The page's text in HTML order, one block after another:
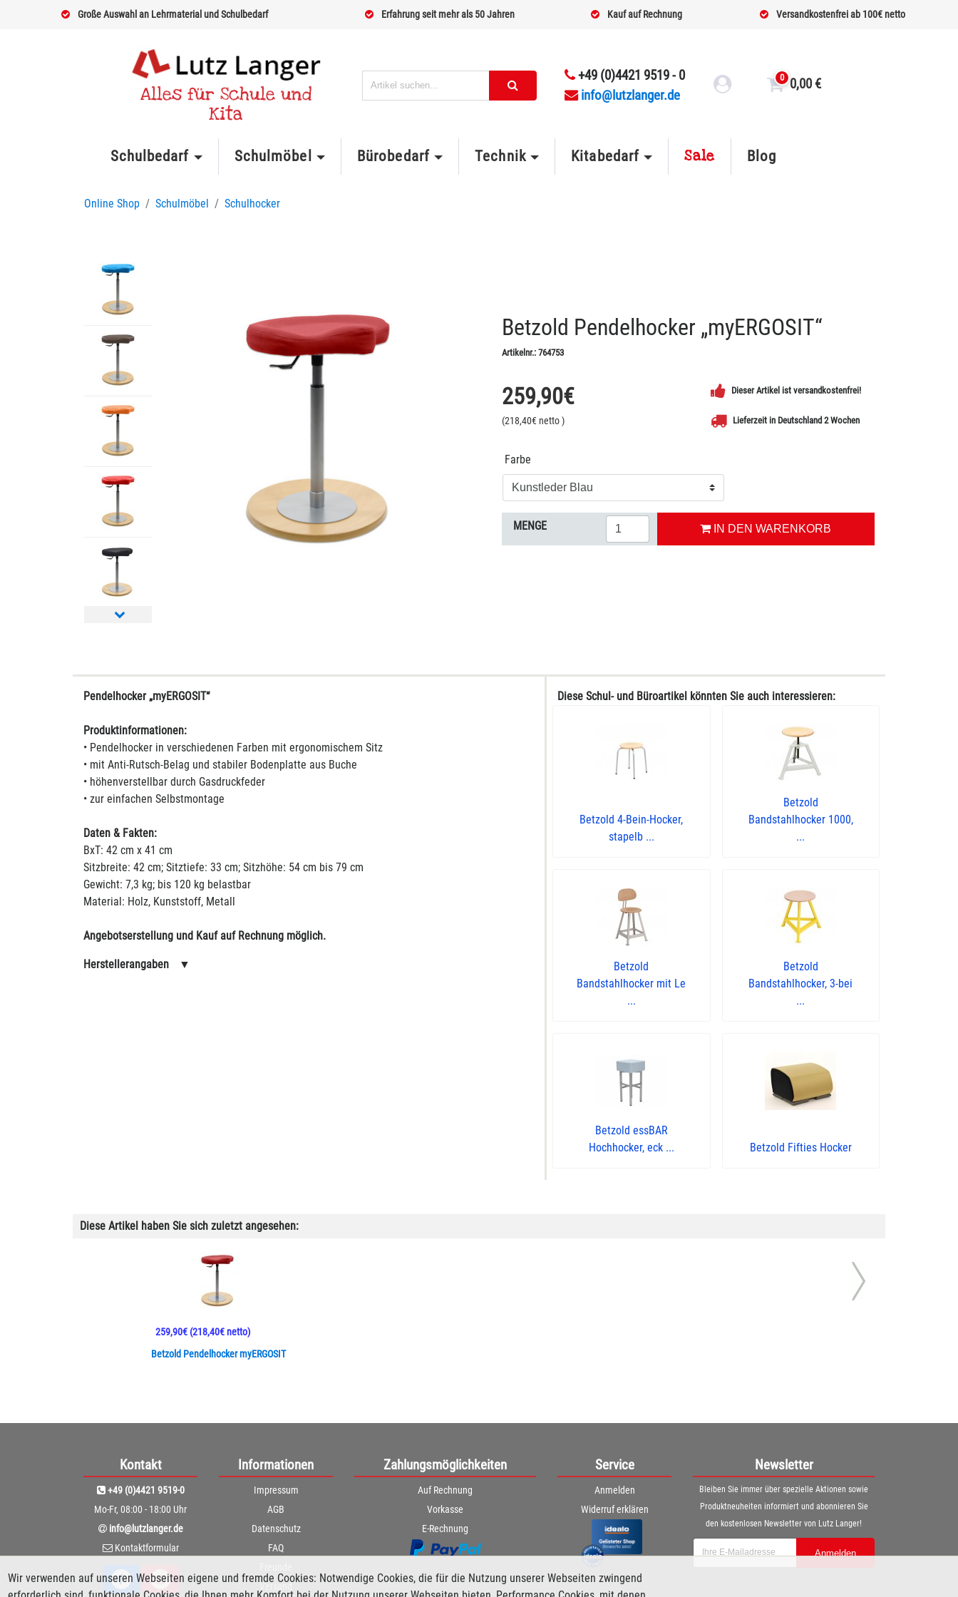
Wir verwenden auf unseren Webseiten eigene und fremde Cookies: Notwendige Cookies, die für die Nutzung unserer Webseiten zwingend
Große Auswahl an Lehrmaterial und Schulbedarf Erfahrung seit mehr als 50 Jahren Kauf auf Rechnung Versandkostenfrei ab 100€ netto
Alles für Schule und
Kita
+49 (0)4421 9519 - 0
info@lutzlanger.de
0 0,00 €
Schulbedarf Schulmöbel Bürobedarf Technik Kitabedarf Sale Blog
Online Shop Schulmöbel Schulhocker
Nächstes
Betzold Pendelhocker „myERGOSIT“
Artikelnr.: 764753
259,90€
(218,40€ netto)
Dieser Artikel ist versandkostenfrei!
Lieferzeit in Deutschland 2 Wochen
Farbe
MENGE IN DEN WARENKORB
Pendelhocker „myERGOSIT“
Produktinformationen:
• Pendelhocker in verschiedenen Farben mit ergonomischem Sitz
• mit Anti-Rutsch-Belag und stabiler Bodenplatte aus Buche
• höhenverstellbar durch Gasdruckfeder
• zur einfachen Selbstmontage
Daten & Fakten:
BxT: 42 cm x 41 cm
Sitzbreite: 42 cm; Sitztiefe: 33 cm; Sitzhöhe: 54 cm bis 79 cm
Gewicht: 7,3 kg; bis 120 kg belastbar
Material: Holz, Kunststoff, Metall
Angebotserstellung und Kauf auf Rechnung möglich.
Herstellerangaben ▼
Diese Schul- und Büroartikel könnten Sie auch interessieren:
Betzold 4-Bein-Hocker,
stapelb ...
Betzold
Bandstahlhocker 1000,
...
Betzold
Bandstahlhocker mit Le
...
Betzold
Bandstahlhocker, 3-bei
...
Betzold essBAR
Hochhocker, eck ...
Betzold Fifties Hocker
Diese Artikel haben Sie sich zuletzt angesehen:
Betzold Pendelhocker myERGOSIT
259,90€(218,40€ netto)
Kontakt
+49 (0)4421 9519-0
Mo-Fr, 08:00 - 18:00 Uhr
info@lutzlanger.de
Kontaktformular
Informationen
Impressum
AGB
Datenschutz
FAQ
Zahlungsmöglichkeiten
Auf Rechnung
Vorkasse
E-Rechnung
Service
Anmelden
Widerruf erklären
Newsletter
Bleiben Sie immer über spezielle Aktionen sowie
Produktneuheiten informiert und abonnieren Sie
den kostenlosen Newsletter von Lutz Langer!
Anmelden